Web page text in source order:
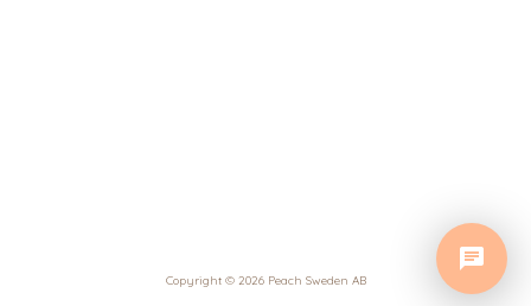
Copyright © 2026 Peach Sweden AB